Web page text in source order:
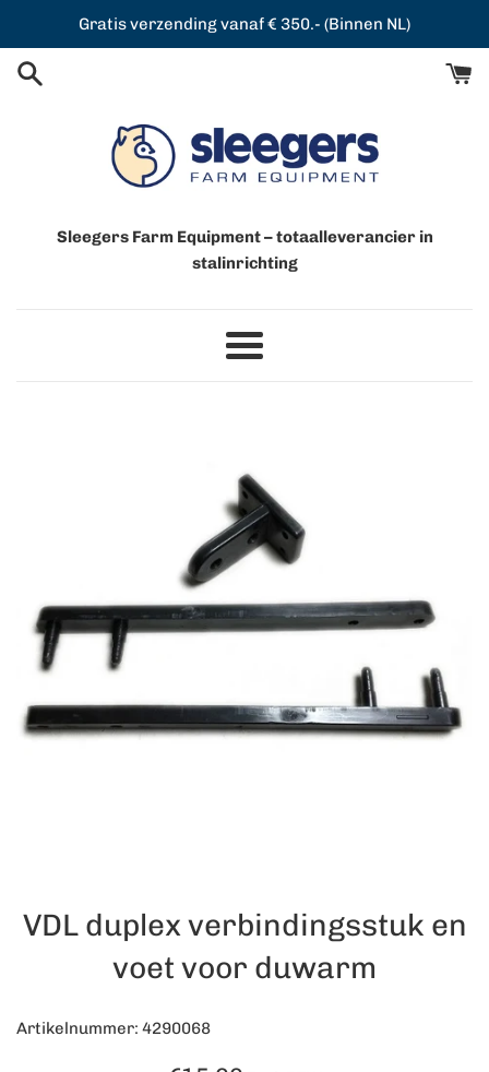
de
content
Gratis verzending vanaf € 350.- (Binnen NL)
Sleegers Farm Equipment – totaalleverancier in
stalinrichting
Menu
VDL duplex verbindingsstuk en
voet voor duwarm
Artikelnummer: 4290068